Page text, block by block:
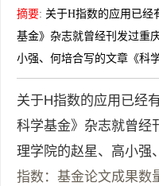
摘要: 关于H指数的应用已经
基金》杂志就曾经刊发过重
小强、何培合写的文章《科
关于H指数的应用已经
科学基金》杂志就曾经
理学院的赵星、高小强
指数：基金论文成果数